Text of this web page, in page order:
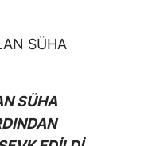
SÜHA